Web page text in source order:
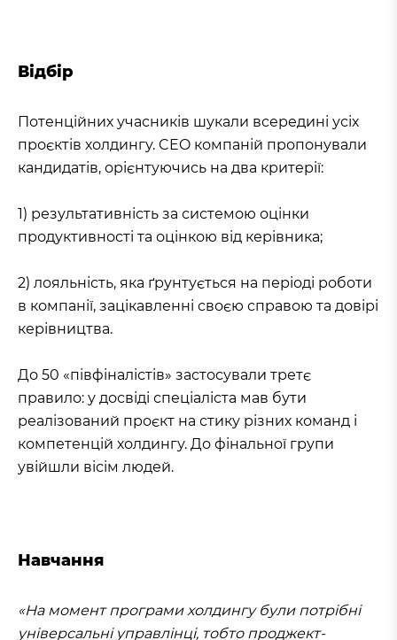
Відбір
Потенційних учасників шукали всередині усіх
проєктів холдингу. CEO компаній пропонували
кандидатів, орієнтуючись на два критерії:
1) результативність за системою оцінки
продуктивності та оцінкою від керівника;
2) лояльність, яка ґрунтується на періоді роботи
в компанії, зацікавленні своєю справою та довірі
керівництва.
До 50 «півфіналістів» застосували третє
правило: у досвіді спеціаліста мав бути
реалізований проєкт на стику різних команд і
компетенцій холдингу. До фінальної групи
увійшли вісім людей.
Навчання
«На момент програми холдингу були потрібні
універсальні управлінці, тобто проджект-